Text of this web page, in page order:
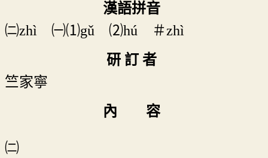
漢語拼音
㈡zhì ㈠⑴gǔ ⑵hú ＃zhì
研 訂 者
竺家寧
內 容
㈡